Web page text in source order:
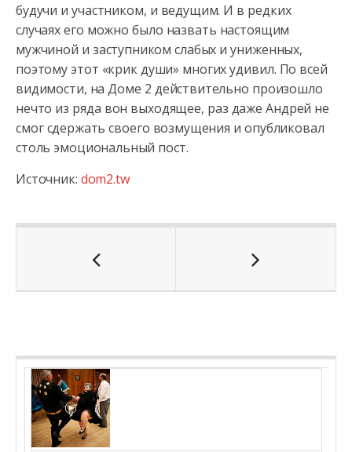
будучи и участником, и ведущим. И в редких
случаях его можно было назвать настоящим
мужчиной и заступником слабых и униженных,
поэтому этот «крик души» многих удивил. По всей
видимости, на Доме 2 действительно произошло
нечто из ряда вон выходящее, раз даже Андрей не
смог сдержать своего возмущения и опубликовал
столь эмоциональный пост.
Источник: dom2.tw